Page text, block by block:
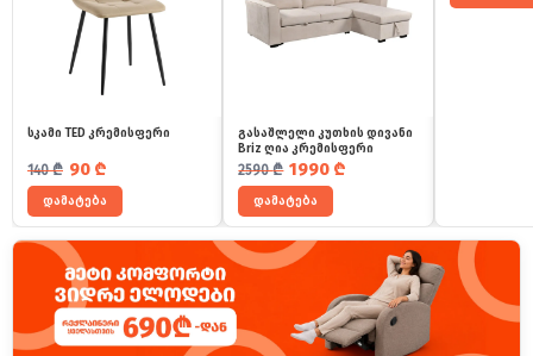
სკამი TED კრემისფერი
140₾
საწყისი ფასი იყო: 140 ₾.
90 ₾
მიმდინარე ფასია: 90 ₾.
დამატება
გასაშლელი კუთხის დივანი
Briz ღია კრემისფერი
2590₾
საწყისი ფასი იყო: 2590 ₾.
1990 ₾
მიმდინარე ფასია: 1990 ₾.
დამატება